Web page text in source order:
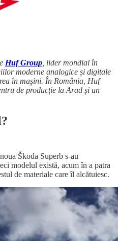
Huf Group , lider mondial în
moderne analogice și digitale
în mașini. În România, Huf
de producție la Arad și un
Škoda Superb s-au
modelul există, acum în a patra
de materiale care îl alcătuiesc.